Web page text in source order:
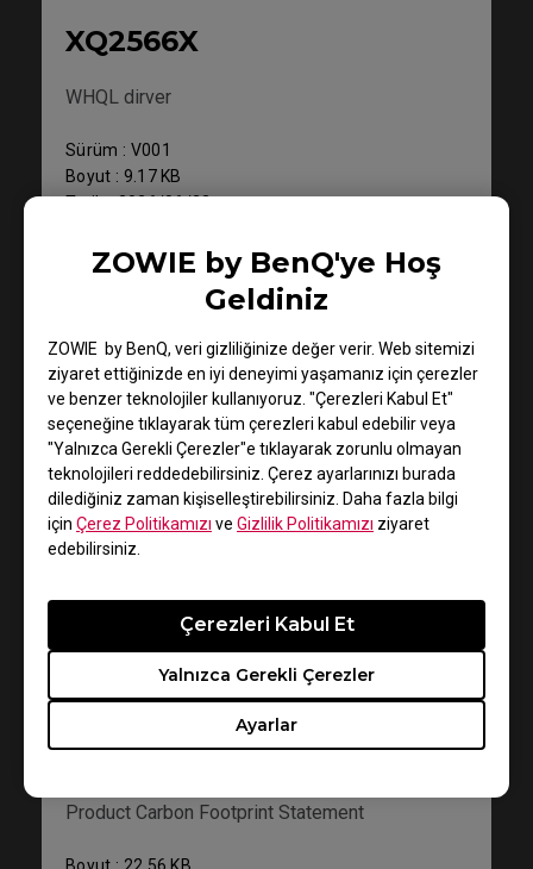
ZOWIE by BenQ'ye Hoş
Geldiniz
ZOWIE by BenQ, veri gizliliğinize değer verir. Web sitemizi
ziyaret ettiğinizde en iyi deneyimi yaşamanız için çerezler
ve benzer teknolojiler kullanıyoruz. "Çerezleri Kabul Et"
seçeneğine tıklayarak tüm çerezleri kabul edebilir veya
"Yalnızca Gerekli Çerezler"e tıklayarak zorunlu olmayan
teknolojileri reddedebilirsiniz. Çerez ayarlarınızı burada
dilediğiniz zaman kişiselleştirebilirsiniz. Daha fazla bilgi
için Çerez Politikamızı ve Gizlilik Politikamızı ziyaret
edebilirsiniz.
Ayarlar
Yalnızca Gerekli Çerezler
Çerezleri Kabul Et
XQ2566X
WHQL dirver
Sürüm : V001
Boyut : 9.17 KB
Tarih : 2026/06/23
OS Version : Windows 10/11
İndir
Kullanıcı El Kitabı
Destek - İndir - Kullanıcı El Kitabı
XQ2566X
Product Carbon Footprint Statement
Boyut : 22.56 KB